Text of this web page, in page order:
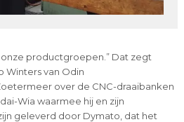
productgroepen.” Dat zegt
Winters van Odin
over de CNC-draaibanken
Wia waarmee hij en zijn
geleverd door Dymato, dat het